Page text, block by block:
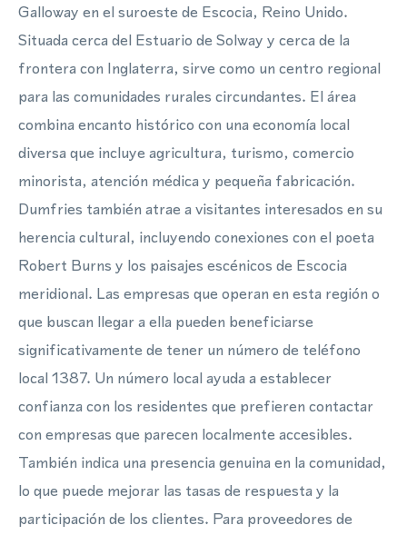
Galloway en el suroeste de Escocia, Reino Unido.
Situada cerca del Estuario de Solway y cerca de la
frontera con Inglaterra, sirve como un centro regional
para las comunidades rurales circundantes. El área
combina encanto histórico con una economía local
diversa que incluye agricultura, turismo, comercio
minorista, atención médica y pequeña fabricación.
Dumfries también atrae a visitantes interesados en su
herencia cultural, incluyendo conexiones con el poeta
Robert Burns y los paisajes escénicos de Escocia
meridional. Las empresas que operan en esta región o
que buscan llegar a ella pueden beneficiarse
significativamente de tener un número de teléfono
local 1387. Un número local ayuda a establecer
confianza con los residentes que prefieren contactar
con empresas que parecen localmente accesibles.
También indica una presencia genuina en la comunidad,
lo que puede mejorar las tasas de respuesta y la
participación de los clientes. Para proveedores de